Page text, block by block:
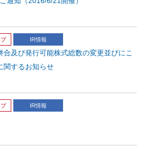
IR情報
及び発行可能株式総数の変更並びにこ
関するお知らせ
IR情報